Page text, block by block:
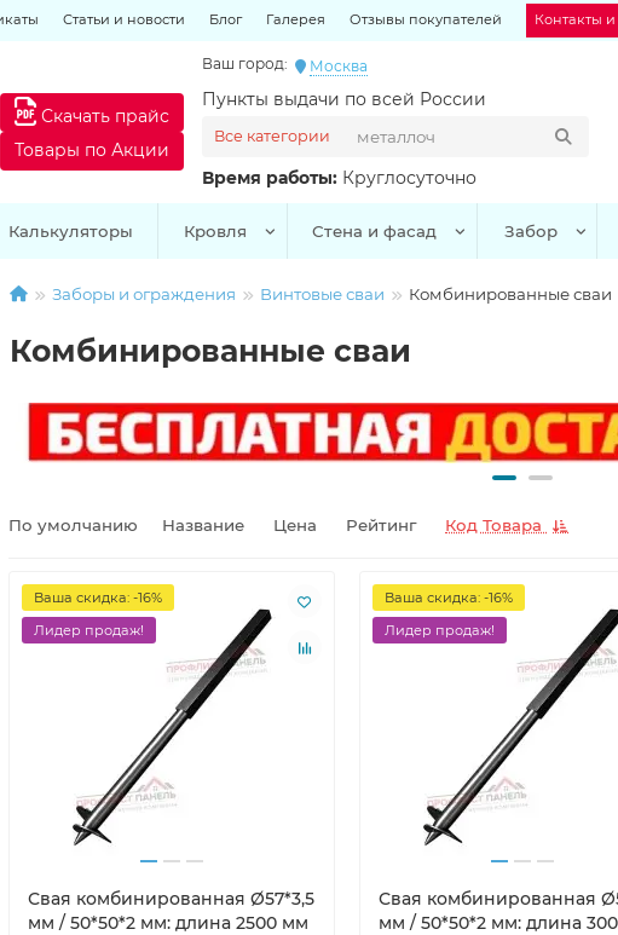
Статьи и новости Блог Галерея Отзывы покупателей Контакты
Ваш город: Москва
Пункты выдачи по всей России
Время работы: Круглосуточно
Все категории
Скачать прайс
Товары по Акции
Калькуляторы Кровля Стена и фасад Забор
Заборы и ограждения Винтовые сваи Комбинированные сваи
Комбинированные сваи
По умолчанию Название Цена Рейтинг Код Товара
Ваша скидка: -16%
Лидер продаж!
Свая комбинированная Ø57*3,5
мм / 50*50*2 мм: длина 2500 мм
Ваша скидка: -16%
Лидер продаж!
Свая комбинированная
мм / 50*50*2 мм: длина